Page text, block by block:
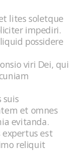
lites soletque
impediri.
possidere
viri Dei, qui
et omnes
evitanda.
expertus est
reliquit